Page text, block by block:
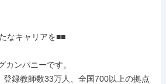
なキャリアを■■
カンパニーです。
録教師数33万人、全国700以上の拠点